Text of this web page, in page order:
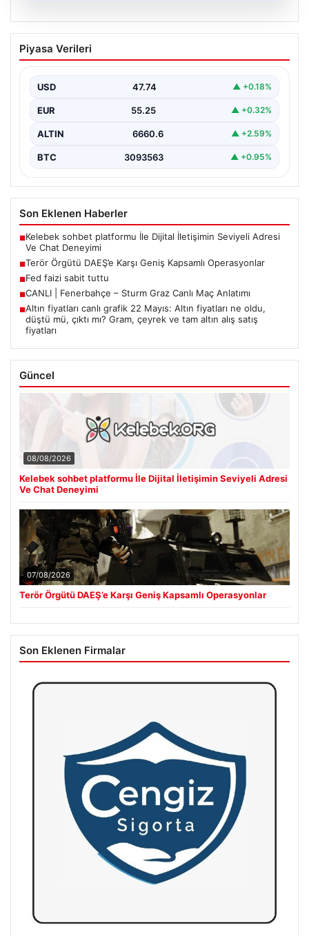
Terör Örgütü DAEŞ’e Karşı Geniş
Kapsamlı Operasyonlar
gerçekleştirilen önemli operasyonlar sonucunda, DAEŞ
terror örgütüne yönelik kapsamlı adımlar…
Piyasa Verileri
USD 47.74 ▲ +0.18%
EUR 55.25 ▲ +0.32%
ALTIN 6660.6 ▲ +2.59%
BTC 3093563 ▲ +0.95%
Son Eklenen Haberler
■Kelebek sohbet platformu İle Dijital İletişimin Seviyeli Adresi
Ve Chat Deneyimi
■Terör Örgütü DAEŞ’e Karşı Geniş Kapsamlı Operasyonlar
■Fed faizi sabit tuttu
■CANLI | Fenerbahçe – Sturm Graz Canlı Maç Anlatımı
■Altın fiyatları canlı grafik 22 Mayıs: Altın fiyatları ne oldu,
düştü mü, çıktı mı? Gram, çeyrek ve tam altın alış satış
fiyatları
Güncel
08/08/2026
Kelebek sohbet platformu İle Dijital İletişimin Seviyeli Adresi
Ve Chat Deneyimi
07/08/2026
Terör Örgütü DAEŞ’e Karşı Geniş Kapsamlı Operasyonlar
Son Eklenen Firmalar